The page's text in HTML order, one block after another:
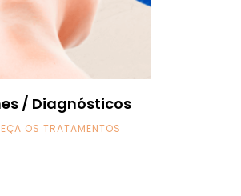
/ Diagnósticos
OS TRATAMENTOS